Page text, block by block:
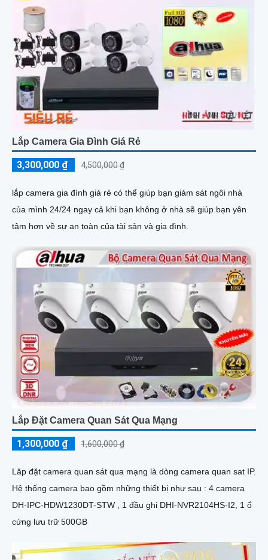
Lắp Camera Gia Đình Giá Rẻ
3,300,000 ₫ 4,500,000 ₫
lắp camera gia đình giá rẻ có thể giúp bạn giám sát ngôi nhà
của mình 24/24 ngay cả khi bạn không ở nhà sẽ giúp bạn yên
tâm hơn về sự an toàn của tài sản và gia đình.
Lắp Đặt Camera Quan Sát Qua Mạng
1,300,000 ₫ 1,600,000 ₫
Lăp đặt camera quan sát qua mạng là dòng camera quan sat IP.
Hệ thống camera bao gồm những thiết bị như sau : 4 camera
DH-IPC-HDW1230DT-STW , 1 đầu ghi DHI-NVR2104HS-I2, 1 ổ
cứng lưu trữ 500GB